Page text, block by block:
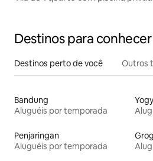
Destinos para conhecer
Destinos perto de você Outros
Bandung
Aluguéis por temporada
Penjaringan
Aluguéis por temporada